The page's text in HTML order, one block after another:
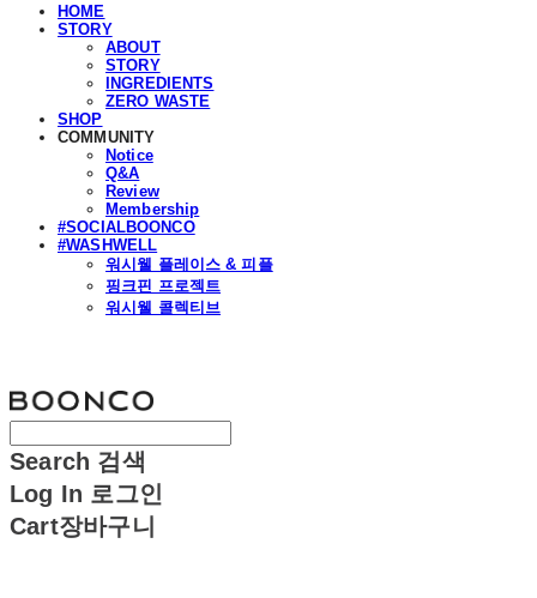
HOME
STORY
ABOUT
STORY
INGREDIENTS
ZERO WASTE
SHOP
COMMUNITY
Notice
Q&A
Review
Membership
#SOCIALBOONCO
#WASHWELL
워시웰 플레이스 & 피플
핑크핀 프로젝트
워시웰 콜렉티브
Search 검색
Log In 로그인
Cart장바구니